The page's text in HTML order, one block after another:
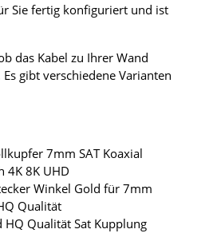
Sie fertig konfiguriert und ist
das Kabel zu Ihrer Wand
gibt verschiedene Varianten
7mm SAT Koaxial
4K 8K UHD
Winkel Gold für 7mm
Qualität
HQ Qualität Sat Kupplung